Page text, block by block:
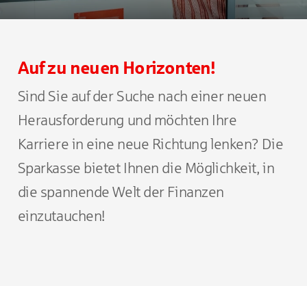
Auf zu neuen Horizonten!
Sind Sie auf der Suche nach einer neuen
Herausforderung und möchten Ihre
Karriere in eine neue Richtung lenken? Die
Sparkasse bietet Ihnen die Möglichkeit, in
die spannende Welt der Finanzen
einzutauchen!